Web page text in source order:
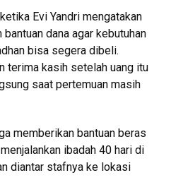
Evi Yandri mengatakan
dana agar kebutuhan
bisa segera dibeli.
terima kasih setelah uang itu
saat pertemuan masih
memberikan bantuan beras
ibadah 40 hari di
diantar stafnya ke lokasi